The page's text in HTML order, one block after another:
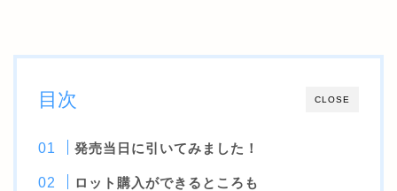
CLOSE
目次
発売当日に引いてみました！
ロット購入ができるところも